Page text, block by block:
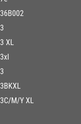
XL
M/Y XL